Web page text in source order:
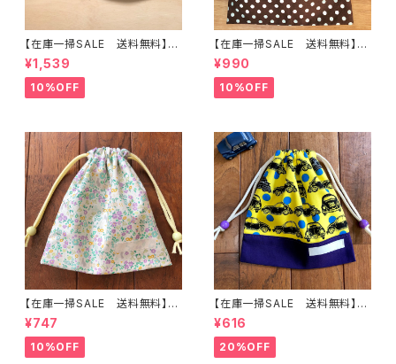
【在庫一掃SALE 送料無料】【2
枚セット】巾着袋(中)30×24cm
【Tシャツ柄】★KC. 男の子 星｜
通園通学用のかわいい巾着袋や
入園オーダーHoshizora☆ほ
¥1,539
10%OFF
【在庫一掃SALE 送料無料】巾
着袋(中)30×24cmブルー【白く
まカー】★KC.2425 男の子 く
るま 車 裏地付き ｜通園通
学用のかわいい巾着袋や入園オ
¥990
10%OFF
【在庫一掃SALE 送料無料】巾
着袋(小)21×20cm【花とネコ】
★ KU.70 裏地付き 女の子 ね
こ猫 ｜通園通学用のかわいい
巾着袋や入園オーダーHoshiz
¥747
10%OFF
【在庫一掃SALE 送料無料】巾
着袋(小)21×20cmイエロー【か
っこいい車柄】★ KU.4849 ドッ
ト 英字 男の子 くるま｜通園
通学用のかわいい巾着袋や入園
¥616
20%OFF